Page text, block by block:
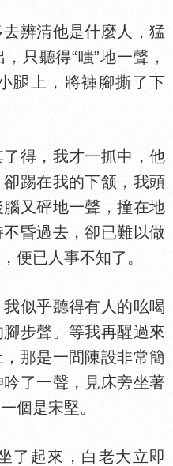
辨清他是什麼人，猛
只聽得“嗤”地一聲，
上，將褲腳撕了下
得，我才一抓中，他
踢在我的下颔，我頭
又砰地一聲，撞在地
不昏過去，卻已難以做
便已人事不知了。
似乎聽得有人的吆喝
步聲。等我再醒過來
，那是一間陳設非常簡
了一聲，見
旁坐著
個是宋堅。
起來，白老大立即